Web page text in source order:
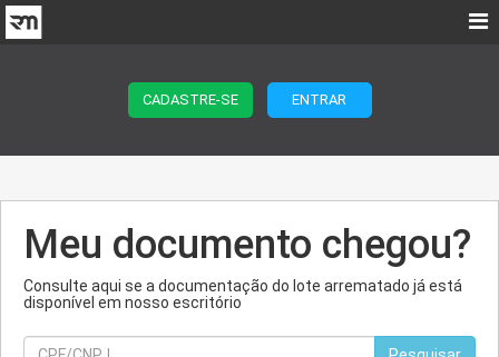
CADASTRE-SE ENTRAR
Meu documento chegou?
Consulte aqui se a documentação do lote arrematado já está
disponível em nosso escritório